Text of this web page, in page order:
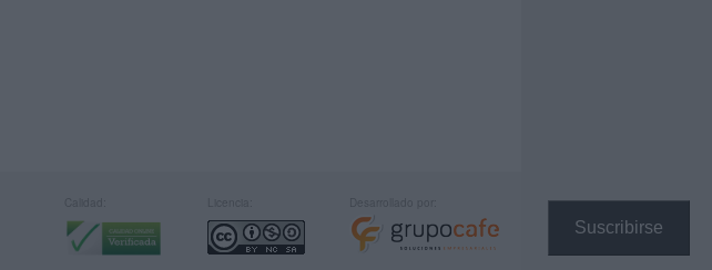
Suscribirse